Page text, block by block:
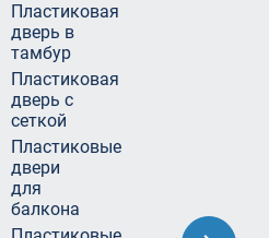
Пластиковая
дверь в
тамбур
Пластиковая
дверь с
сеткой
Пластиковые
двери
для
балкона